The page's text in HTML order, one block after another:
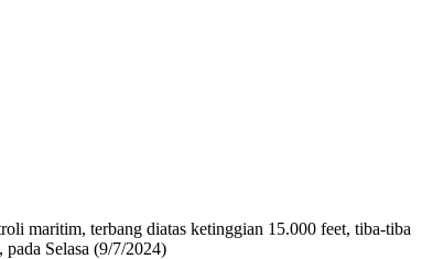
maritim, terbang diatas ketinggian 15.000 feet, tiba-tiba
Selasa (9/7/2024)